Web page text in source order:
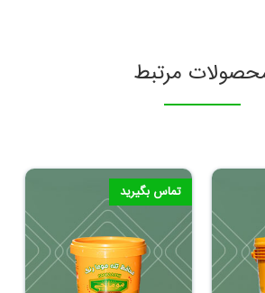
مرتبط
تماس بگیرید